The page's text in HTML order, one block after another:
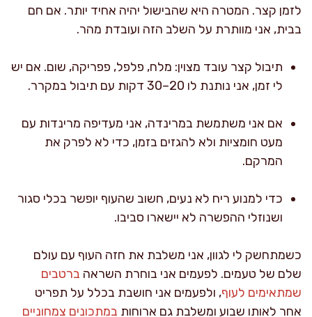
לזמן קצר. המטרה היא שהבישול יהיה אחיד יותר. אם חם
בבית, אני מוותרת על השלב הזה ועובדת מהר.
תיבול קצר עובד מצוין: מלח, פלפל, פפריקה, שום. אם יש
לי זמן, אני נותנת לו 20–30 דקות עם תיבול במקרר.
אם אני משתמשת במרינדה, אני מעדיפה מרינדות עם
מעט חומציות ולא להגזים בזמן, כדי לא לפרק את
המרקם.
כדי למנוע ריח לא נעים, חשוב שהעוף יופשר בכלי סגור
ושנוזלי ההפשרה לא יישארו סביבו.
כשמתחשק לי לגוון, אני משלבת את חזה העוף עם עולם
שלם של טעמים. לפעמים אני בוחרת השראה ברטבים
שמתאימים לעוף, ולפעמים אני חושבת בכלל על תפריט
אחר לאותו שבוע ומשלבת גם ארוחות במתכונים צמחוניים